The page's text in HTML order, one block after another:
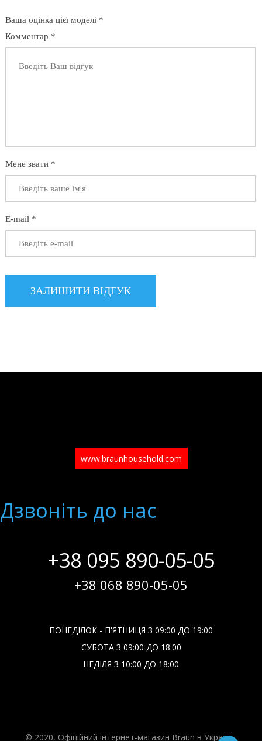
Ваша оцінка цієї моделі *
Комментар *
Мене звати *
E-mail *
www.braunhousehold.com
Дзвонiть до нас
+38 095 890-05-05
+38 068 890-05-05
ПОНЕДІЛОК - П'ЯТНИЦЯ З 09:00 ДО 19:00
СУБОТА З 09:00 ДО 18:00
НЕДІЛЯ З 10:00 ДО 18:00
© 2020, Офіційний інтернет-магазин Braun в Україні